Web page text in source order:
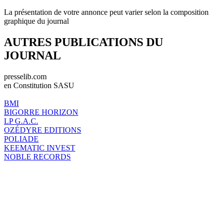
La présentation de votre annonce peut varier selon la composition
graphique du journal
AUTRES PUBLICATIONS DU
JOURNAL
presselib.com
en Constitution SASU
BMI
BIGORRE HORIZON
LP G.A.C.
OZÉDYRE EDITIONS
POLIADE
KEEMATIC INVEST
NOBLE RECORDS